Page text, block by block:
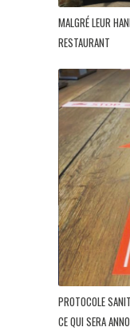
MALGRÉ LEUR
RESTAURANT
PROTOCOLE
CE QUI SERA